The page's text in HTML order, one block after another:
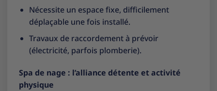
Nécessite un espace fixe, difficilement
déplaçable une fois installé.
Travaux de raccordement à prévoir
(électricité, parfois plomberie).
Spa de nage : l’alliance détente et activité
physique